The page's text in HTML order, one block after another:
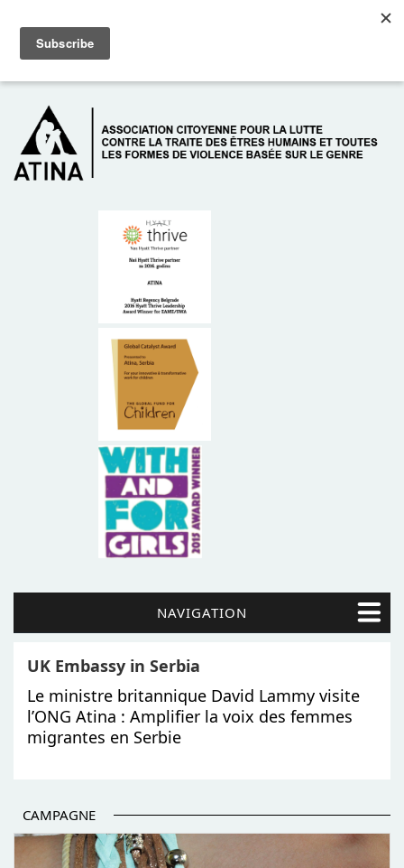
À PROPOS DE NOUS
NAVIGATION
UK Embassy in Serbia
Le ministre britannique David Lammy visite
l’ONG Atina : Amplifier la voix des femmes
migrantes en Serbie
CAMPAGNE